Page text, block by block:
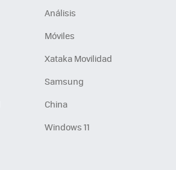
Análisis
Móviles
Xataka Movilidad
Samsung
China
Windows 11